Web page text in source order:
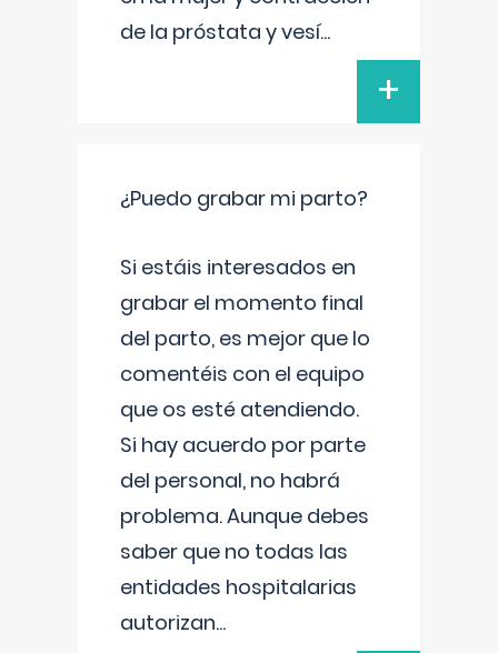
de la próstata y vesí...
+
¿Puedo grabar mi parto?
Si estáis interesados en
grabar el momento final
del parto, es mejor que lo
comentéis con el equipo
que os esté atendiendo.
Si hay acuerdo por parte
del personal, no habrá
problema. Aunque debes
saber que no todas las
entidades hospitalarias
autorizan...